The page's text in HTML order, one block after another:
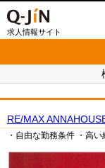
求人情報サイト
RE/MAX
・自由な勤務条件 ・高